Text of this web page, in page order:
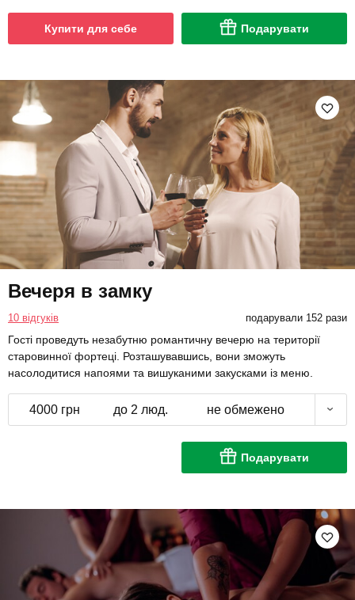
Купити для себе Подарувати
Вечеря в замку
10 відгуків подарували 152 рази
Гості проведуть незабутню романтичну вечерю на території
старовинної фортеці. Розташувавшись, вони зможуть
насолодитися напоями та вишуканими закусками із меню.
4000 грн до 2 люд. не обмежено
Подарувати